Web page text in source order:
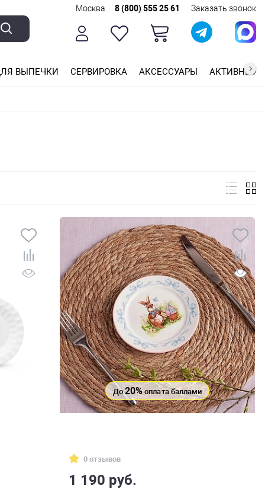
Москва 8 (800) 555 25 61 Заказать звонок
ВЫПЕЧКИ СЕРВИРОВКА АКСЕССУАРЫ АКТИВНЫЙ
До20%оплата баллами
0 отзывов
1 190 руб.